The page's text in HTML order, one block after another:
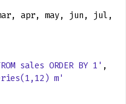
apr, may, jun, jul,
sales ORDER BY 1' ,
m'